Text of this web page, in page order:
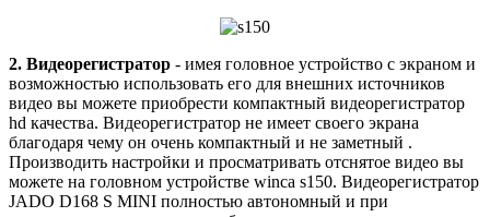
2. Видеорегистратор - имея головное устройство с экраном и
возможностью использовать его для внешних источников
видео вы можете приобрести компактный видеорегистратор
hd качества. Видеорегистратор не имеет своего экрана
благодаря чему он очень компактный и не заметный .
Производить настройки и просматривать отснятое видео вы
можете на головном устройстве winca s150. Видеорегистратор
JADO D168 S MINI полностью автономный и при